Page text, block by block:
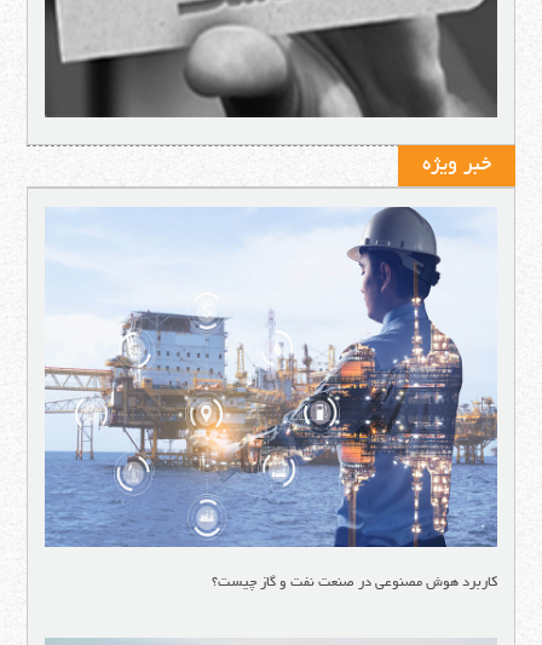
خبر ویژه
کاربرد هوش مصنوعی در صنعت نفت و گاز چیست؟